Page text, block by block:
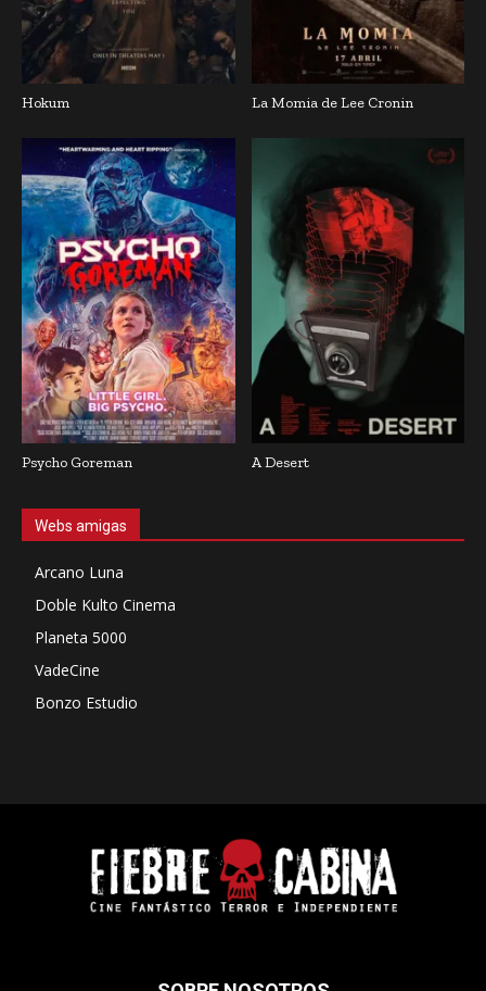
Hokum La Momia de Lee Cronin
Psycho Goreman A Desert
Webs amigas
Arcano Luna
Doble Kulto Cinema
Planeta 5000
VadeCine
Bonzo Estudio